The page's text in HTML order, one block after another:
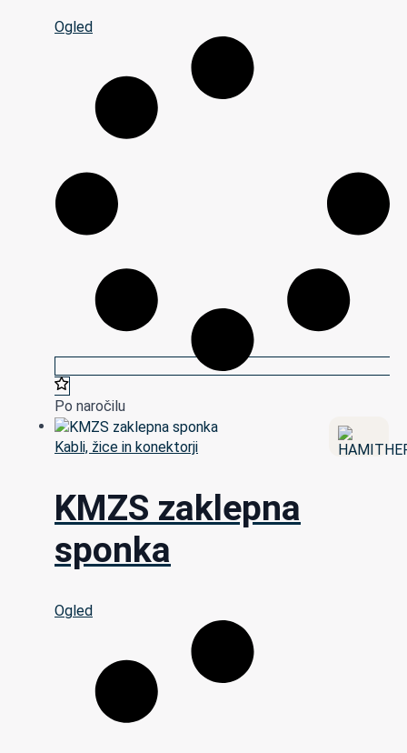
Ogled
Po naročilu
Kabli, žice in konektorji
KMZS zaklepna
sponka
Ogled